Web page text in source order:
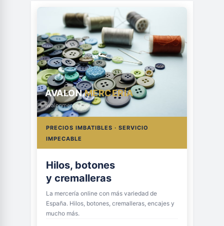
AVALONMERCERÍA
avalonmerceria.es
PRECIOS IMBATIBLES · SERVICIO
IMPECABLE
Hilos, botones
y cremalleras
La mercería online con más variedad de
España. Hilos, botones, cremalleras, encajes y
mucho más.